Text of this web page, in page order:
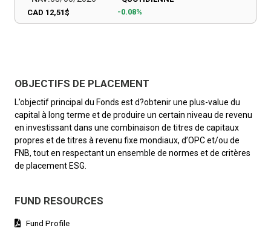
CAD 12,51$
-0.08%
OBJECTIFS DE PLACEMENT
L’objectif principal du Fonds est d?obtenir une plus-value du
capital à long terme et de produire un certain niveau de revenu
en investissant dans une combinaison de titres de capitaux
propres et de titres à revenu fixe mondiaux, d’OPC et/ou de
FNB, tout en respectant un ensemble de normes et de critères
de placement ESG.
FUND RESOURCES
Fund Profile